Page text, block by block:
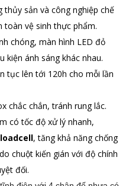
sản và công nghiệp chế
vệ sinh thực phẩm.
chóng, màn hình LED đỏ
kiện ánh sáng khác nhau.
tục lên tới 120h cho mỗi lần
chắc chắn, tránh rung lắc.
có tốc độ xử lý nhanh,
, tăng khả năng chống
chuột kiến gián với độ chính
đối.